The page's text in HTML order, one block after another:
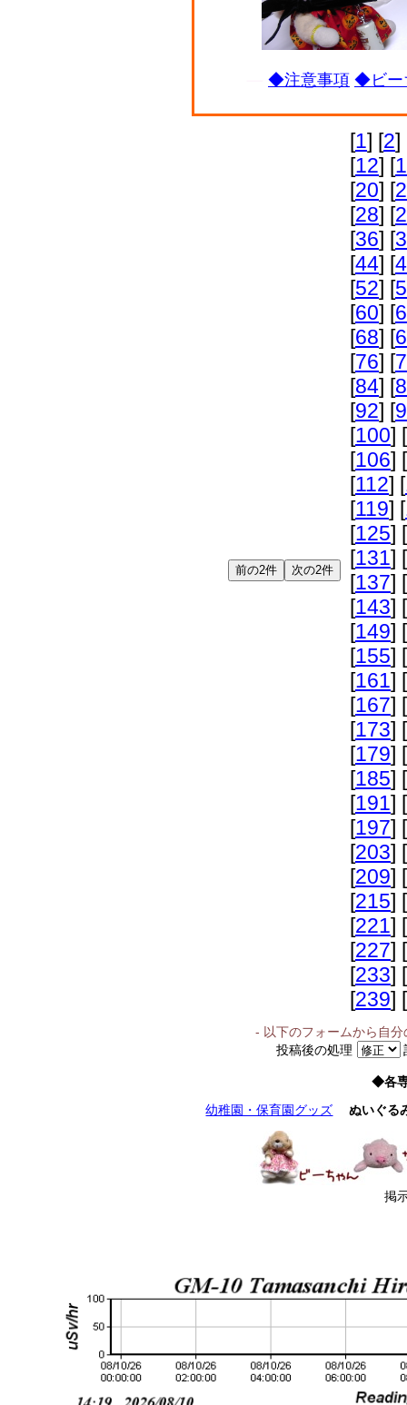
◆注意事項 ◆ビー
[1] [2]
[12] [
[20] [
[28] [
[36] [
[44] [
[52] [
[60] [
[68] [
[76] [
[84] [
[92] [
[100] [
[106] [
[112] [
[119] [
[125] [
[131] [
[137] [
[143] [
[149] [
[155] [
[161] [
[167] [
[173] [
[179] [
[185] [
[191] [
[197] [
[203] [
[209] [
[215] [
[221] [
[227] [
[233] [
[239] [
- 以下のフォームから自
投稿後の処理
◆各
幼稚園・保育園グッズ
ぬいぐる
掲